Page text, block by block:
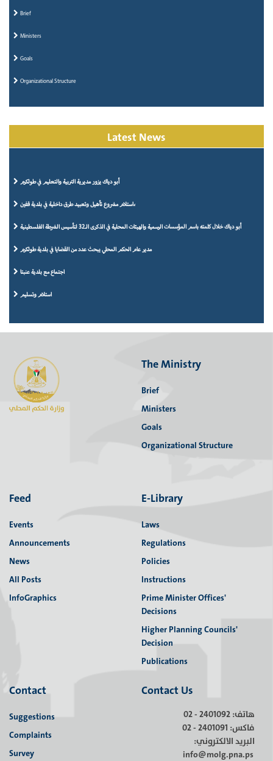
Brief
Ministers
Goals
Organizational Structure
Latest News
أبو دياك يزور مديرية التربية والتعليم في طولكرم
أبو دياك خلال كلمته باسم المؤسسات الرسمية والهيئات المحلية في الذكرى الـ32 لتأسيس الشرطة الفلسطينية
استلام وتسليم
مراسم استلام وتسليم
مراسم استلام وتسليم
مراسم استلام وتسليم
أبو دياك يزور بلدية زيتا يرافقه وفد من مديرية الحكم المحلي
مدير عام الحكم المحلي في لقاء مع محافظ طولكرم
The Ministry
Brief
Ministers
Goals
Organizational Structure
Feed
Events
Announcements
News
All Posts
InfoGraphics
E-Library
Laws
Regulations
Policies
Instructions
Prime Minister Offices'
Decisions
Higher Planning Councils'
Decision
Publications
Contact
Suggestions
Complaints
Survey
Contact Us
هاتف: 2401092 - 02
فاكس: 2401091 - 02
البريد الالكتروني: